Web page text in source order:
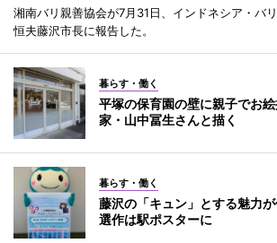
湘南バリ親善協会が7月31日、インドネシア・バ
恒夫藤沢市長に報告した。
暮らす・働く
平塚の保育園の壁に親子でお
家・山中冨生さんと描く
暮らす・働く
藤沢の「キュン」とする魅力
選作は駅ポスターに